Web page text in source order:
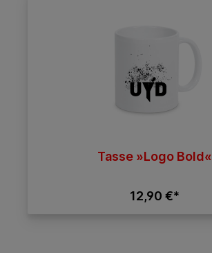
Tasse »Logo Bold«
12,90 €*